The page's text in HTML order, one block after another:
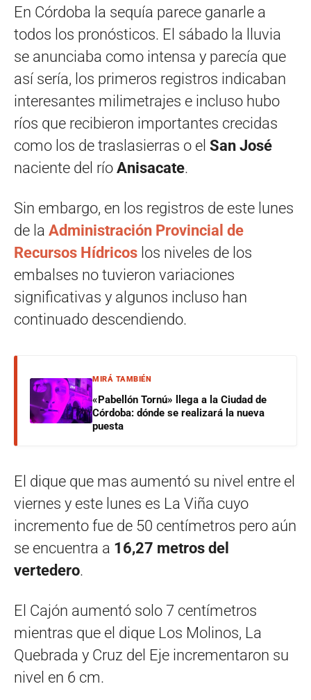
En Córdoba la sequía parece ganarle a
todos los pronósticos. El sábado la lluvia
se anunciaba como intensa y parecía que
así sería, los primeros registros indicaban
interesantes milimetrajes e incluso hubo
ríos que recibieron importantes crecidas
como los de traslasierras o el San José
naciente del río Anisacate.
Sin embargo, en los registros de este lunes
de la Administración Provincial de
Recursos Hídricos los niveles de los
embalses no tuvieron variaciones
significativas y algunos incluso han
continuado descendiendo.
MIRÁ TAMBIÉN
«Pabellón Tornú» llega a la Ciudad de
Córdoba: dónde se realizará la nueva
puesta
El dique que mas aumentó su nivel entre el
viernes y este lunes es La Viña cuyo
incremento fue de 50 centímetros pero aún
se encuentra a 16,27 metros del
vertedero.
El Cajón aumentó solo 7 centímetros
mientras que el dique Los Molinos, La
Quebrada y Cruz del Eje incrementaron su
nivel en 6 cm.